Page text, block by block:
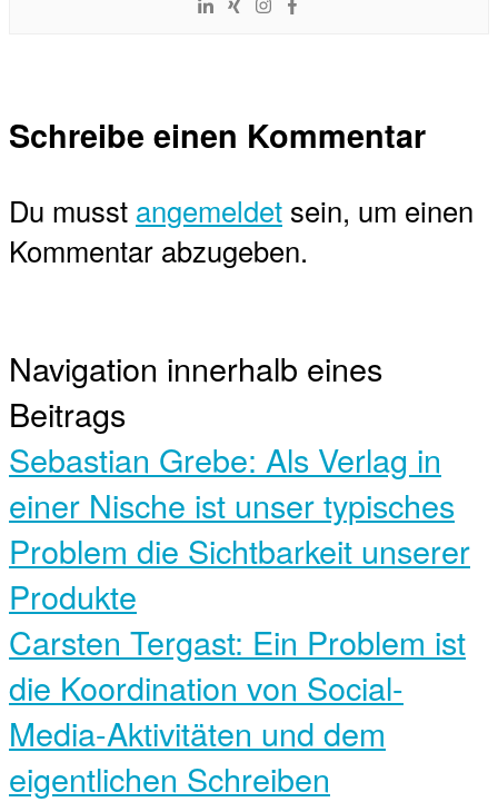
Schreibe einen Kommentar
Du musst angemeldet sein, um einen
Kommentar abzugeben.
Navigation innerhalb eines
Beitrags
Sebastian Grebe: Als Verlag in
einer Nische ist unser typisches
Problem die Sichtbarkeit unserer
Produkte
Carsten Tergast: Ein Problem ist
die Koordination von Social-
Media-Aktivitäten und dem
eigentlichen Schreiben